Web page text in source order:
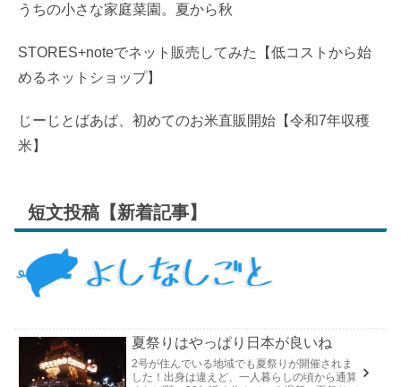
うちの小さな家庭菜園。夏から秋
STORES+noteでネット販売してみた【低コストから始
めるネットショップ】
じーじとばあば、初めてのお米直販開始【令和7年収穫
米】
短文投稿【新着記事】
夏祭りはやっぱり日本が良いね
2号が住んでいる地域でも夏祭りが開催されま
した！出身は違えど、一人暮らしの頃から通算